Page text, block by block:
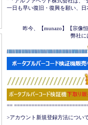
一日も早い復旧・復興を願い、
昨今、【munazo】【宗像恒憲
弊社には一切関係はご
==
>アカウント新規登録方法につい